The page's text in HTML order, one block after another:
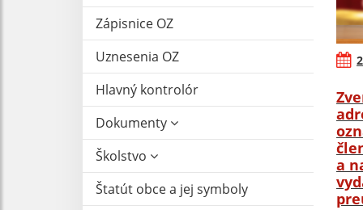
Zápisnice OZ
Uznesenia OZ
Hlavný kontrolór
Dokumenty
Školstvo
Štatút obce a jej symboly
a